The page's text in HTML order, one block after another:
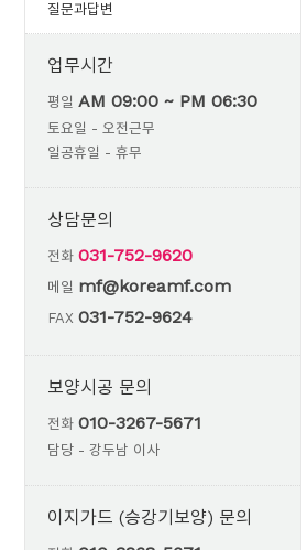
질문과답변
업무시간
평일 AM 09:00 ~ PM 06:30
토요일 - 오전근무
일공휴일 - 휴무
상담문의
전화 031-752-9620
메일 mf@koreamf.com
FAX 031-752-9624
보양시공 문의
전화 010-3267-5671
담당 - 강두남 이사
이지가드 (승강기보양) 문의